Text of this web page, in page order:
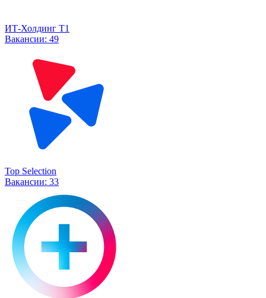
ИТ-Холдинг Т1
Вакансии: 49
Top Selection
Вакансии: 33